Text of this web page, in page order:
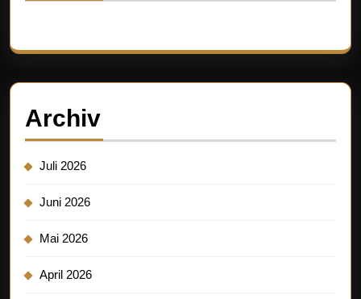
Archiv
Juli 2026
Juni 2026
Mai 2026
April 2026